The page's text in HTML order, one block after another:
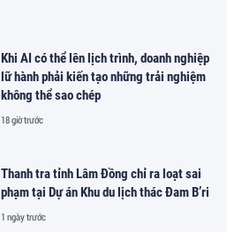
Khi AI có thể lên lịch trình, doanh nghiệp
lữ hành phải kiến tạo những trải nghiệm
không thể sao chép
18 giờ trước
Thanh tra tỉnh Lâm Đồng chỉ ra loạt sai
phạm tại Dự án Khu du lịch thác Đam B’ri
1 ngày trước